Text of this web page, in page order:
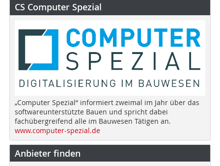
CS Computer Spezial
„Computer Spezial“ informiert zweimal im Jahr über das
softwareunterstützte Bauen und spricht dabei
fachübergreifend alle im Bauwesen Tätigen an.
www.computer-spezial.de
Anbieter finden